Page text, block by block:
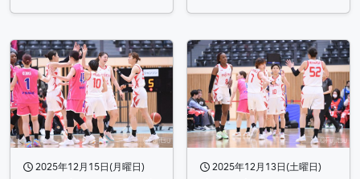
2025年12月15日(月曜日) 2025年12月13日(土曜日)